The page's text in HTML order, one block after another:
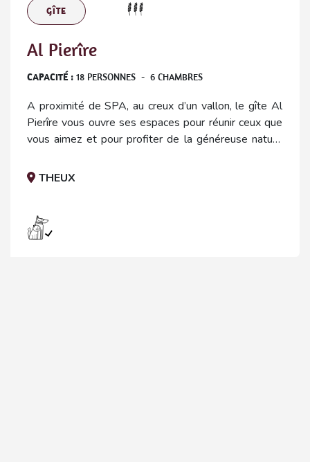
GÎTE
Al Pierîre
CAPACITÉ : 18 PERSONNES - 6 CHAMBRES
A proximité de SPA, au creux d’un vallon, le gîte Al
Pierîre vous ouvre ses espaces pour réunir ceux que
vous aimez et pour profiter de la généreuse nature
THEUX